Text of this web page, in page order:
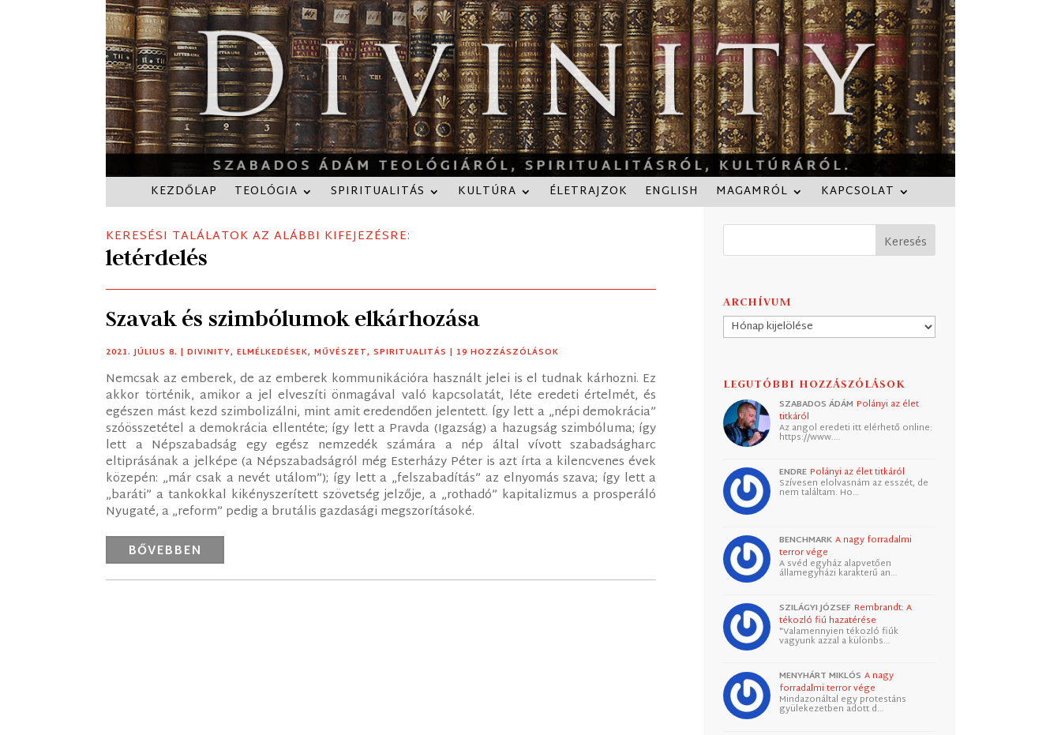
KEZDŐLAP TEOLÓGIA SPIRITUALITÁS KULTÚRA ÉLETRAJZOK ENGLISH MAGAMRÓL KAPCSOLAT
KERESÉSI TALÁLATOK AZ ALÁBBI KIFEJEZÉSRE:
letérdelés
Szavak és szimbólumok elkárhozása
2021. JÚLIUS 8. |DIVINITY,ELMÉLKEDÉSEK,MŰVÉSZET,SPIRITUALITÁS | 19 HOZZÁSZÓLÁSOK
Nemcsak az emberek, de az emberek kommunikációra használt jelei is el tudnak kárhozni. Ez
akkor történik, amikor a jel elveszíti önmagával való kapcsolatát, léte eredeti értelmét, és
egészen mást kezd szimbolizálni, mint amit eredendően jelentett. Így lett a „népi demokrácia”
szóösszetétel a demokrácia ellentéte; így lett a Pravda (Igazság) a hazugság szimbóluma; így
lett a Népszabadság egy egész nemzedék számára a nép által vívott szabadságharc
eltiprásának a jelképe (a Népszabadságról még Esterházy Péter is azt írta a kilencvenes évek
közepén: „már csak a nevét utálom”); így lett a „felszabadítás” az elnyomás szava; így lett a
„baráti” a tankokkal kikényszerített szövetség jelzője, a „rothadó” kapitalizmus a prosperáló
Nyugaté, a „reform” pedig a brutális gazdasági megszorításoké.
BŐVEBBEN
ARCHÍVUM
Archívum
LEGUTÓBBI HOZZÁSZÓLÁSOK
SZABADOS ÁDÁM Polányi az élet
titkáról
Az angol eredeti itt elérhető online:
https://www.…
ENDRE Polányi az élet titkáról
Szívesen elolvasnám az esszét, de
nem találtam. Ho…
BENCHMARK A nagy forradalmi
terror vége
A svéd egyház alapvetően
államegyházi karakterű an…
SZILÁGYI JÓZSEF Rembrandt: A
tékozló fiú hazatérése
"Valamennyien tékozló fiúk
vagyunk azzal a különbs…
MENYHÁRT MIKLÓS A nagy
forradalmi terror vége
Mindazonáltal egy protestáns
gyülekezetben adott d…